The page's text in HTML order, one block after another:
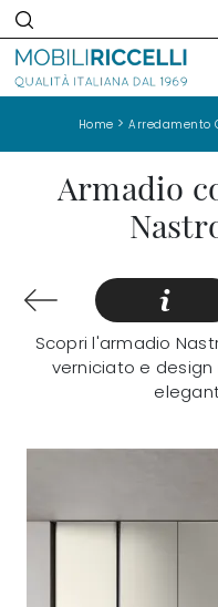
Home > Arredamento
Armadio
Scopri l'armadio
verniciato e